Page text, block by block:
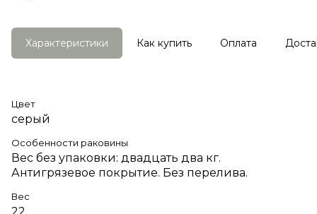
Характеристики Как купить Оплата
Цвет
серый
Особенности раковины
Вес без упаковки: двадцать два кг.
Антигрязевое покрытие. Без перелива.
Вес